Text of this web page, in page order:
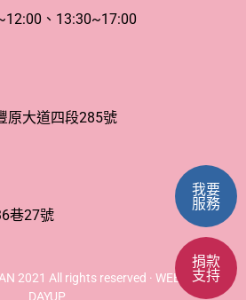
、13:30~17:00
原大道四段285號
巷27號
2021 All rights reserved · WEB DESIGN
DAYUP
捐款
支持
我要
服務